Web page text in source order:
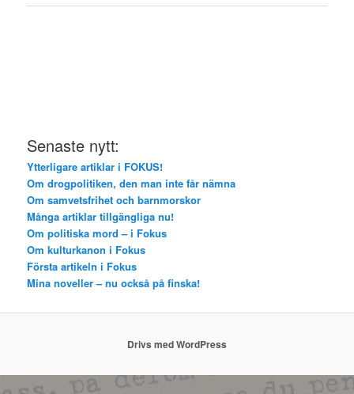
Senaste nytt:
Ytterligare artiklar i FOKUS!
Om drogpolitiken, den man inte får nämna
Om samvetsfrihet och barnmorskor
Många artiklar tillgängliga nu!
Om politiska mord – i Fokus
Om kulturkanon i Fokus
Första artikeln i Fokus
Mina noveller – nu också på finska!
Drivs med WordPress